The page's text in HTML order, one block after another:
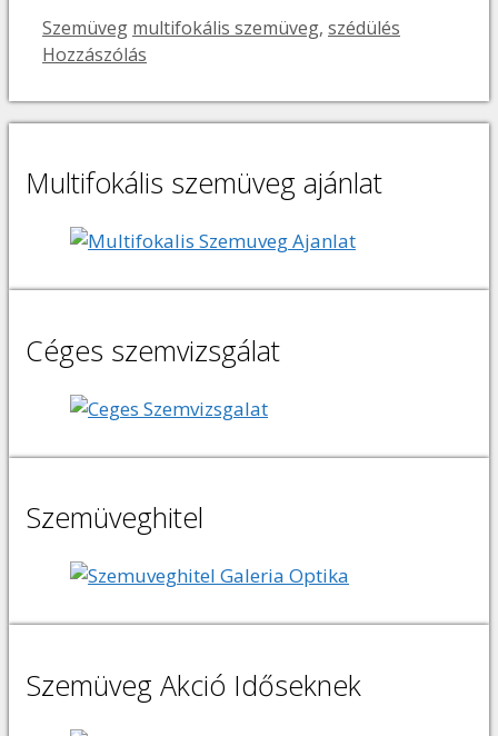
Kategória
Szemüveg Címkék
multifokális szemüveg, szédülés
Hozzászólás
Multifokális szemüveg ajánlat
Céges szemvizsgálat
Szemüveghitel
Szemüveg Akció Időseknek